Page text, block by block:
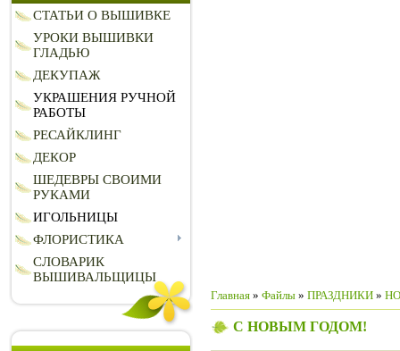
СТАТЬИ О ВЫШИВКЕ
УРОКИ ВЫШИВКИ
ГЛАДЬЮ
ДЕКУПАЖ
УКРАШЕНИЯ РУЧНОЙ
РАБОТЫ
РЕСАЙКЛИНГ
ДЕКОР
ШЕДЕВРЫ СВОИМИ
РУКАМИ
ИГОЛЬНИЦЫ
ФЛОРИСТИКА
СЛОВАРИК
ВЫШИВАЛЬЩИЦЫ
Главная » Файлы » ПРАЗДНИКИ »
С НОВЫМ ГОДОМ!